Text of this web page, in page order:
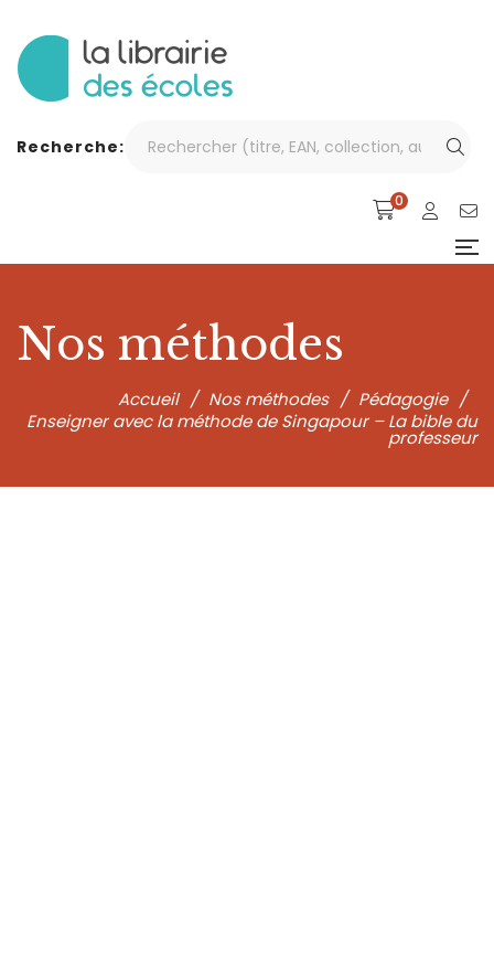
Recherche:
0
Nos méthodes
Accueil / Nos méthodes / Pédagogie /
Enseigner avec la méthode de Singapour – La bible du
professeur